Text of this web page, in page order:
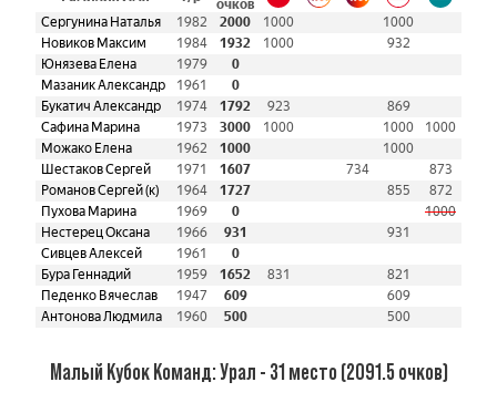
очков
Сергунина Наталья
1982 2000 1000
1000
Новиков Максим
1984 1932 1000
932
Юнязева Елена
1979
0
Мазаник Александр
1961
0
Букатич Александр
1974 1792 923
869
Сафина Марина
1973 3000 1000 1000
1000
Можако Елена
1962 1000
1000
Шестаков Сергей
1971 1607 734
873
Романов Сергей (к)
1964 1727 855
872
Пухова Марина
1969 0
1000
Нестерец Оксана
1966 931
931
Сивцев Алексей
1961
0
Бура Геннадий
1959 1652 831
821
Педенко Вячеслав
1947 609
609
Антонова Людмила
1960 500 500
Малый Кубок Команд: Урал - 31 место (2091.5 очков)